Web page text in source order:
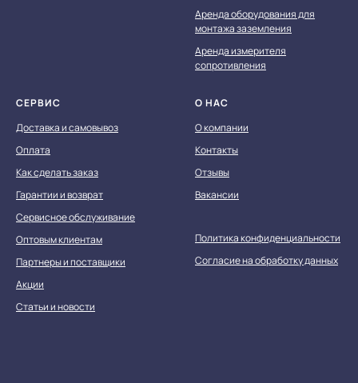
Аренда оборудования для
монтажа заземления
Аренда измерителя
сопротивления
СЕРВИС
Доставка и самовывоз
Оплата
Как сделать заказ
Гарантии и возврат
Сервисное обслуживание
Оптовым клиентам
Партнеры и поставщики
Акции
Статьи и новости
О НАС
О компании
Контакты
Отзывы
Вакансии
Политика конфиденциальности
Согласие на обработку данных